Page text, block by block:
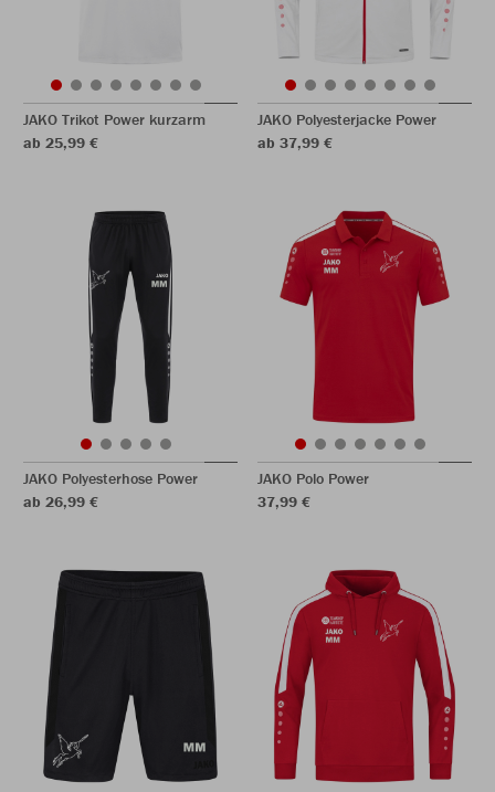
JAKO Trikot Power kurzarm
ab 25,99 €
JAKO Polyesterjacke Power
ab 37,99 €
JAKO Polyesterhose Power
ab 26,99 €
JAKO Polo Power
37,99 €